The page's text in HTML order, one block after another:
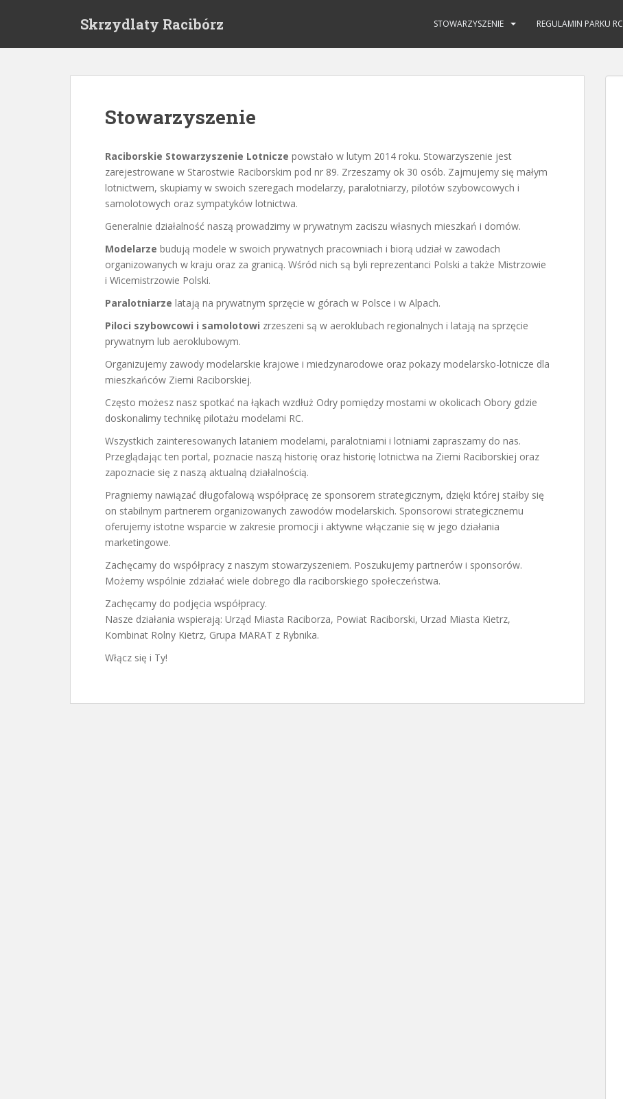
Skrzydlaty Racibórz STOWARZYSZENIE REGULAMIN PARKU RC
Stowarzyszenie
Raciborskie Stowarzyszenie Lotnicze powstało w lutym 2014 roku. Stowarzyszenie jest
zarejestrowane w Starostwie Raciborskim pod nr 89. Zrzeszamy ok 30 osób. Zajmujemy się małym
lotnictwem, skupiamy w swoich szeregach modelarzy, paralotniarzy, pilotów szybowcowych i
samolotowych oraz sympatyków lotnictwa.
Generalnie działalność naszą prowadzimy w prywatnym zaciszu własnych mieszkań i domów.
Modelarze budują modele w swoich prywatnych pracowniach i biorą udział w zawodach
organizowanych w kraju oraz za granicą. Wśród nich są byli reprezentanci Polski a także Mistrzowie
i Wicemistrzowie Polski.
Paralotniarze latają na prywatnym sprzęcie w górach w Polsce i w Alpach.
Piloci szybowcowi i samolotowi zrzeszeni są w aeroklubach regionalnych i latają na sprzęcie
prywatnym lub aeroklubowym.
Organizujemy zawody modelarskie krajowe i miedzynarodowe oraz pokazy modelarsko-lotnicze dla
mieszkańców Ziemi Raciborskiej.
Często możesz nasz spotkać na łąkach wzdłuż Odry pomiędzy mostami w okolicach Obory gdzie
doskonalimy technikę pilotażu modelami RC.
Wszystkich zainteresowanych lataniem modelami, paralotniami i lotniami zapraszamy do nas.
Przeglądając ten portal, poznacie naszą historię oraz historię lotnictwa na Ziemi Raciborskiej oraz
zapoznacie się z naszą aktualną działalnością.
Pragniemy nawiązać długofalową współpracę ze sponsorem strategicznym, dzięki której stałby się
on stabilnym partnerem organizowanych zawodów modelarskich. Sponsorowi strategicznemu
oferujemy istotne wsparcie w zakresie promocji i aktywne włączanie się w jego działania
marketingowe.
Zachęcamy do współpracy z naszym stowarzyszeniem. Poszukujemy partnerów i sponsorów.
Możemy wspólnie zdziałać wiele dobrego dla raciborskiego społeczeństwa.
Zachęcamy do podjęcia współpracy.
Nasze działania wspierają: Urząd Miasta Raciborza, Powiat Raciborski, Urzad Miasta Kietrz,
Kombinat Rolny Kietrz, Grupa MARAT z Rybnika.
Włącz się i Ty!